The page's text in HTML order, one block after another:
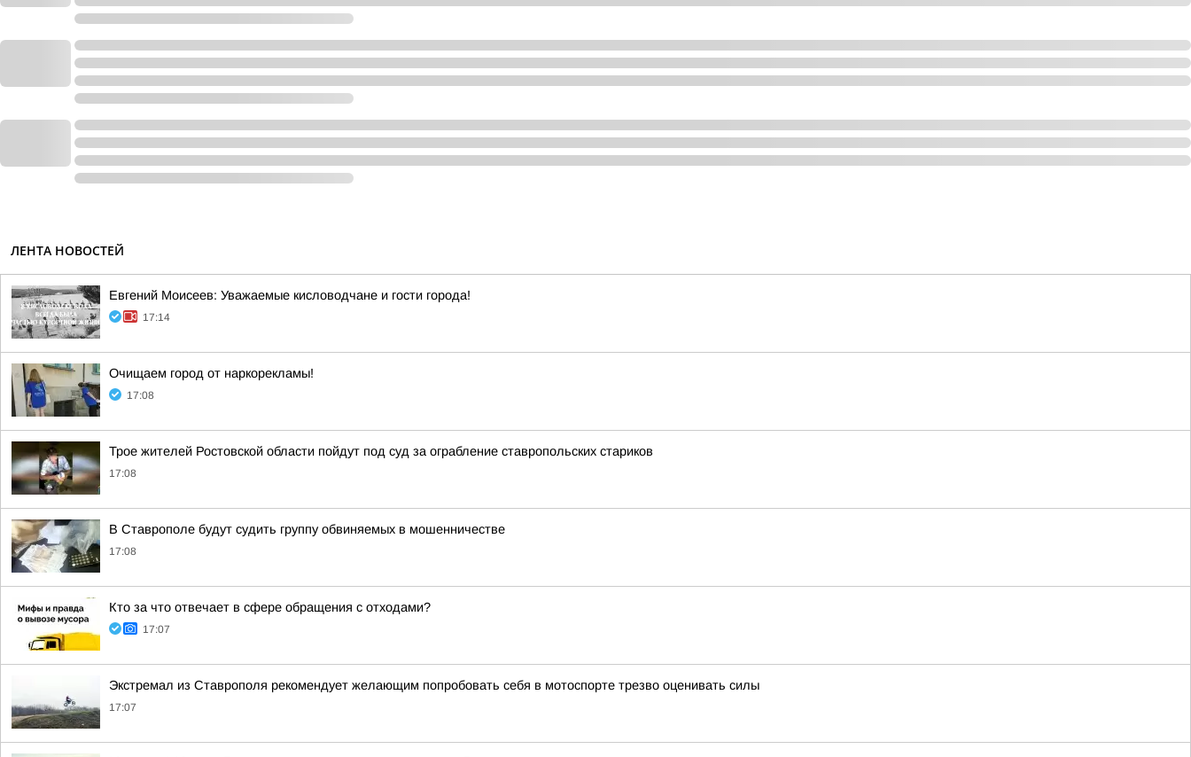
ЛЕНТА НОВОСТЕЙ
Евгений Моисеев: Уважаемые кисловодчане и гости города!
17:14
Очищаем город от наркорекламы!
17:08
Трое жителей Ростовской области пойдут под суд за ограбление ставропольских стариков
17:08
В Ставрополе будут судить группу обвиняемых в мошенничестве
17:08
Кто за что отвечает в сфере обращения с отходами?
17:07
Экстремал из Ставрополя рекомендует желающим попробовать себя в мотоспорте трезво оценивать силы
17:07